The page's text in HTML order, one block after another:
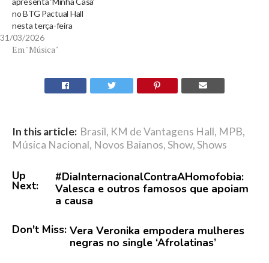
no BTG Pactual Hall
nesta terça-feira
31/03/2026
Em "Música"
In this article: Brasil, KM de Vantagens Hall, MPB,
Música Nacional, Novos Baianos,Show,Shows
Up
Next:
#DiaInternacionalContraAHomofobia:
Valesca e outros famosos que apoiam
a causa
Don't Miss: Vera Veronika empodera mulheres
negras no single ‘Afrolatinas’